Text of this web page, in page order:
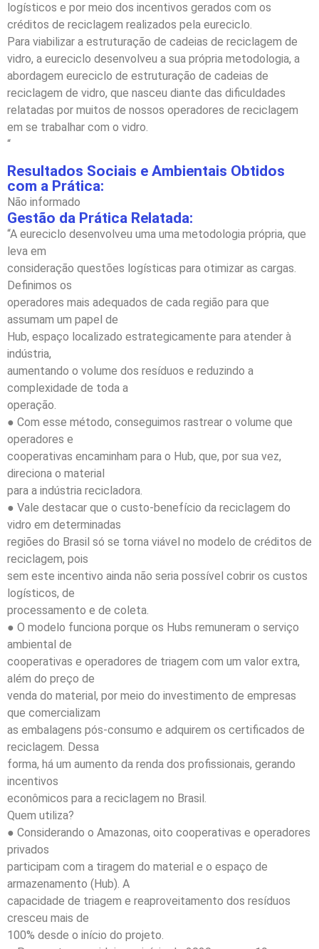
logísticos e por meio dos incentivos gerados com os
créditos de reciclagem realizados pela eureciclo.
Para viabilizar a estruturação de cadeias de reciclagem de
vidro, a eureciclo desenvolveu a sua própria metodologia, a
abordagem eureciclo de estruturação de cadeias de
reciclagem de vidro, que nasceu diante das dificuldades
relatadas por muitos de nossos operadores de reciclagem
em se trabalhar com o vidro.
“
Resultados Sociais e Ambientais Obtidos
com a Prática:
Não informado
Gestão da Prática Relatada:
“A eureciclo desenvolveu uma uma metodologia própria, que
leva em
consideração questões logísticas para otimizar as cargas.
Definimos os
operadores mais adequados de cada região para que
assumam um papel de
Hub, espaço localizado estrategicamente para atender à
indústria,
aumentando o volume dos resíduos e reduzindo a
complexidade de toda a
operação.
● Com esse método, conseguimos rastrear o volume que
operadores e
cooperativas encaminham para o Hub, que, por sua vez,
direciona o material
para a indústria recicladora.
● Vale destacar que o custo-benefício da reciclagem do
vidro em determinadas
regiões do Brasil só se torna viável no modelo de créditos de
reciclagem, pois
sem este incentivo ainda não seria possível cobrir os custos
logísticos, de
processamento e de coleta.
● O modelo funciona porque os Hubs remuneram o serviço
ambiental de
cooperativas e operadores de triagem com um valor extra,
além do preço de
venda do material, por meio do investimento de empresas
que comercializam
as embalagens pós-consumo e adquirem os certificados de
reciclagem. Dessa
forma, há um aumento da renda dos profissionais, gerando
incentivos
econômicos para a reciclagem no Brasil.
Quem utiliza?
● Considerando o Amazonas, oito cooperativas e operadores
privados
participam com a tiragem do material e o espaço de
armazenamento (Hub). A
capacidade de triagem e reaproveitamento dos resíduos
cresceu mais de
100% desde o início do projeto.